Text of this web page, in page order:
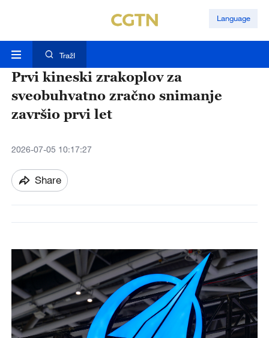
Language
TražI
Prvi kineski zrakoplov za
sveobuhvatno zračno snimanje
završio prvi let
2026-07-05 10:17:27
Share